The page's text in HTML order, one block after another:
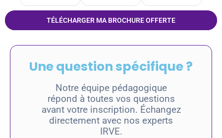
TÉLÉCHARGER MA BROCHURE OFFERTE
Une question spécifique ?
Notre équipe pédagogique
répond à toutes vos questions
avant votre inscription. Échangez
directement avec nos experts
IRVE.